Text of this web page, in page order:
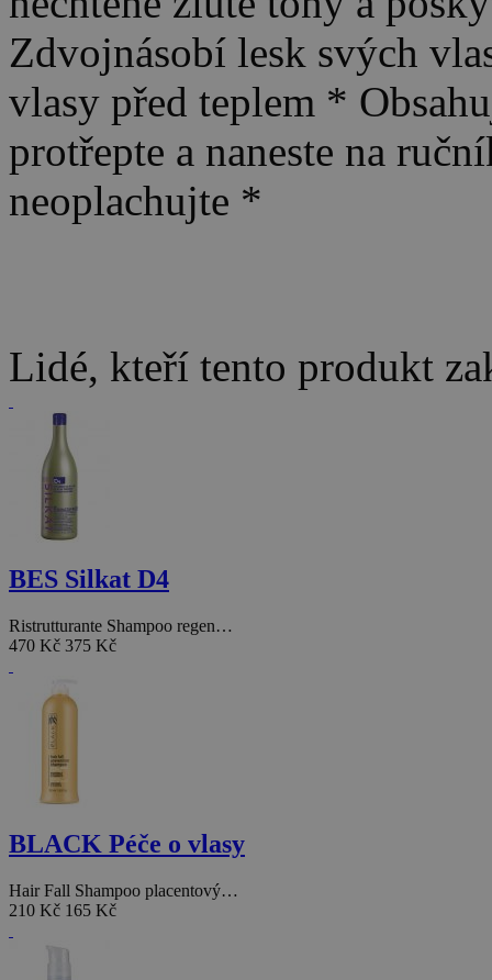
Zdvojnásobí lesk svých
vlasy před teplem *
protřepte a naneste na
neoplachujte *
Lidé, kteří tento produkt
BES Silkat D4
Ristrutturante Shampoo regen…
470 Kč 375 Kč
BLACK Péče o vlasy
Hair Fall Shampoo placentový…
210 Kč 165 Kč